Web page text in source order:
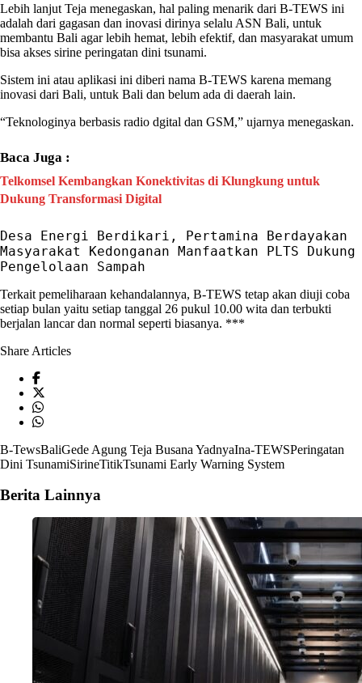
Lebih lanjut Teja menegaskan, hal paling menarik dari B-TEWS ini
adalah dari gagasan dan inovasi dirinya selalu ASN Bali, untuk
membantu Bali agar lebih hemat, lebih efektif, dan masyarakat umum
bisa akses sirine peringatan dini tsunami.
Sistem ini atau aplikasi ini diberi nama B-TEWS karena memang
inovasi dari Bali, untuk Bali dan belum ada di daerah lain.
“Teknologinya berbasis radio dgital dan GSM,” ujarnya menegaskan.
Baca Juga :
Telkomsel Kembangkan Konektivitas di Klungkung untuk
Dukung Transformasi Digital
Desa Energi Berdikari, Pertamina Berdayakan
Masyarakat Kedonganan Manfaatkan PLTS Dukung
Pengelolaan Sampah
Terkait pemeliharaan kehandalannya, B-TEWS tetap akan diuji coba
setiap bulan yaitu setiap tanggal 26 pukul 10.00 wita dan terbukti
berjalan lancar dan normal seperti biasanya. ***
Share Articles
B-TewsBaliGede Agung Teja Busana YadnyaIna-TEWSPeringatan
Dini TsunamiSirineTitikTsunami Early Warning System
Berita Lainnya